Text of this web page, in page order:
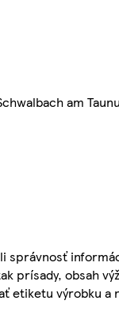
am
správnosť
prísady, obsah
etiketu výrobku